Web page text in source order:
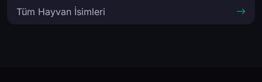
Tüm Hayvan İsimleri